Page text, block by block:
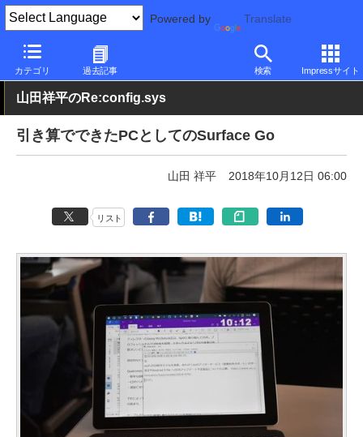
Powered by Translate
カテゴリ 過去記事 検索 Impressサイト
PC Watch パソコン/タブレット/スマートフォン Surface
山田祥平のRe:config.sys
引き算でできたPCとしてのSurface Go
山田 祥平 2018年10月12日 06:00
リスト